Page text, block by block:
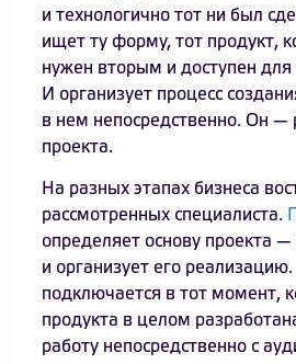
и технологично тот ни был
ищет ту форму, тот продукт,
нужен вторым и доступен
И организует процесс
в нем непосредственно. Он —
проекта.
На разных этапах бизнеса
рассмотренных специалиста.
определяет основу проекта
и организует его
подключается в тот момент,
продукта в целом
работу непосредственно с